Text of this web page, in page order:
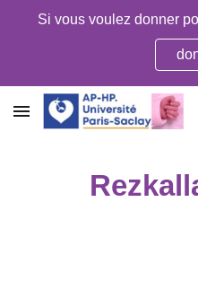
Si vous voulez donner